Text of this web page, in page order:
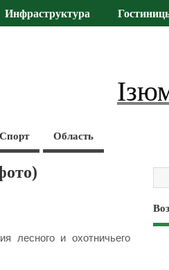
Инфраструктура
Спорт Область
лесного и охотничьего